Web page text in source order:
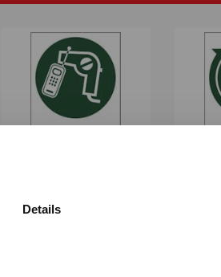
Details
SELVKLEBENDE FOLIE